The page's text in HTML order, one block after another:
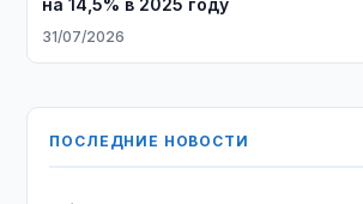
на 14,5% в 2025 году
31/07/2026
ПОСЛЕДНИЕ НОВОСТИ